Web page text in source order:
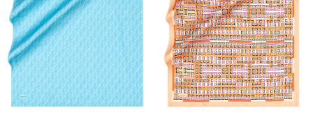
Sıkça Sorulan Sorular
Pudra İpek Kare Desenli Eşarp ölçüsü nedir?
Bu ürün hangi kumaş kalitesine sahiptir?
Deseninde hangi renkler ve detaylar bulunur?
Cacharel eşarp hangi kombinlerle kullanılabilir?